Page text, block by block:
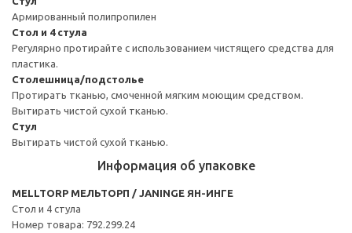
Армированный полипропилен
Стол и 4 стула
Регулярно протирайте с использованием чистящего средства для
пластика.
Столешница/подстолье
Протирать тканью, смоченной мягким моющим средством.
Вытирать чистой сухой тканью.
Стул
Вытирать чистой сухой тканью.
Информация об упаковке
MELLTORP МЕЛЬТОРП / JANINGE ЯН-ИНГЕ
Стол и 4 стула
Номер товара: 792.299.24